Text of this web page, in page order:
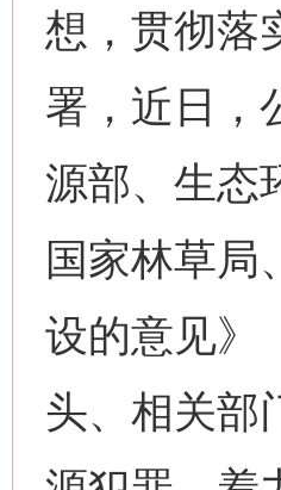
想，贯彻落
署，近日，
源部、生态
国家林草局
设的意见》
头、相关部